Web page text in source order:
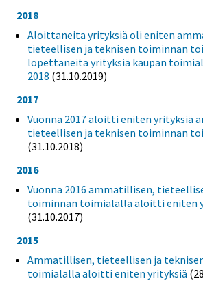
2018
Aloittaneita yrityksiä oli eniten
tieteellisen ja teknisen toiminnan
lopettaneita yrityksiä kaupan
2018 (31.10.2019)
2017
Vuonna 2017 aloitti eniten yrityksiä
tieteellisen ja teknisen toiminnan
(31.10.2018)
2016
Vuonna 2016 ammatillisen,
toiminnan toimialalla aloitti eniten
(31.10.2017)
2015
Ammatillisen, tieteellisen ja
toimialalla aloitti eniten yrityksiä